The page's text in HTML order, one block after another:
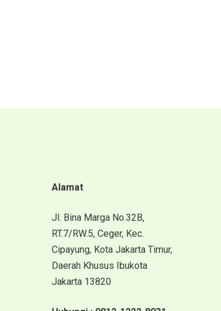
Alamat
Jl. Bina Marga No.32B,
RT.7/RW.5, Ceger, Kec.
Cipayung, Kota Jakarta Timur,
Daerah Khusus Ibukota
Jakarta 13820